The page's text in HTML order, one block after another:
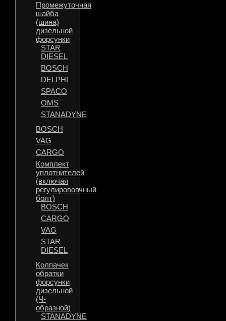
Промежуточная
шайба
(шина)
дизельной
форсунки
STAR
DIESEL
BOSCH
DELPHI
SPACO
OMS
STANADYNE
BOSCH
VAG
CARGO
Комплект
уплотнителей
(включая
регулирововчный
болт)
BOSCH
CARGO
VAG
STAR
DIESEL
Колпачек
обратки
форсунки
дизельной
(Ч-
образной)
STANADYNE